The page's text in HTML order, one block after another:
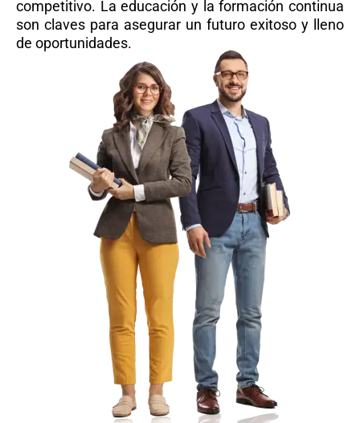
competitivo. La educación y la formación continua
son claves para asegurar un futuro exitoso y lleno
de oportunidades.